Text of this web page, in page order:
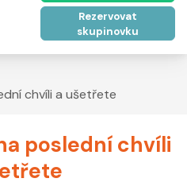
Rezervovat
skupinovku
chvíli a ušetřete
poslední chvíli